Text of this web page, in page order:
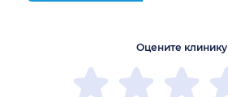
Оцените клинику